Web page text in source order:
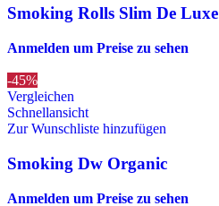
Smoking Rolls Slim De Luxe
Anmelden um Preise zu sehen
-45%
Vergleichen
Schnellansicht
Zur Wunschliste hinzufügen
Smoking Dw Organic
Anmelden um Preise zu sehen